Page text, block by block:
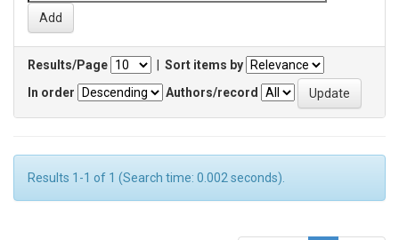
Results/Page
Sort items by
In order
Authors/record
Results 1-1 of 1 (Search time: 0.002 seconds).